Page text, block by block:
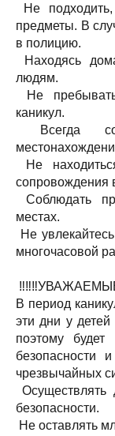
Не
предметы. В
в полицию.
Находясь
людям.
Не
каникул.
Всегда
Не
сопровождения
Соблюдать
местах.
Не
многочасовой
В период
эти дни у
поэтому
безопасности
чрезвычайных
безопасности.
Не оставлять